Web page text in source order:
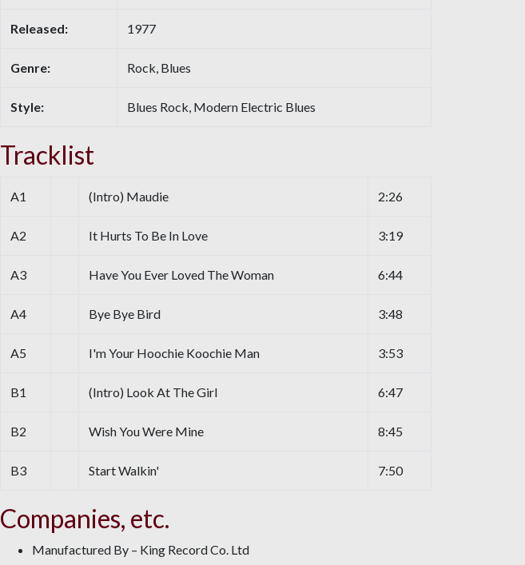
Released: 1977
Genre: Rock, Blues
Style: Blues Rock, Modern Electric Blues
Tracklist
A1 (Intro) Maudie 2:26
A2 It Hurts To Be In Love 3:19
A3 Have You Ever Loved The Woman 6:44
A4 Bye Bye Bird 3:48
A5 I'm Your Hoochie Koochie Man 3:53
B1 (Intro) Look At The Girl 6:47
B2 Wish You Were Mine 8:45
B3 Start Walkin' 7:50
Companies, etc.
Manufactured By – King Record Co. Ltd